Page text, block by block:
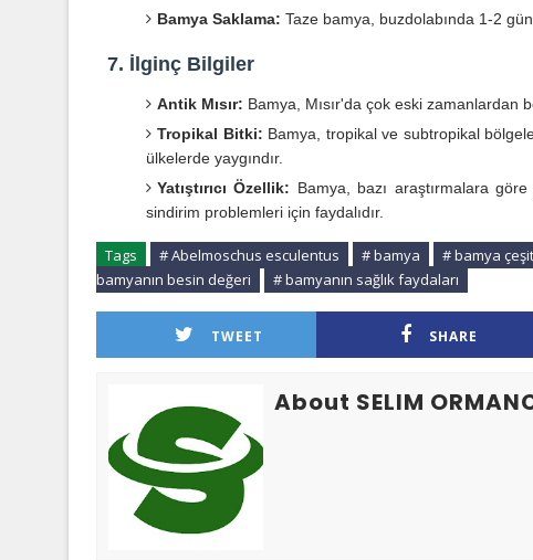
Bamya Saklama: Taze bamya, buzdolabında 1-2
7. İlginç Bilgiler
Antik Mısır: Bamya, Mısır'da çok eski zamanlardan
Tropikal Bitki: Bamya, tropikal ve subtropikal
ülkelerde yaygındır.
Yatıştırıcı Özellik: Bamya, bazı araştırmalara
sindirim problemleri için faydalıdır.
Tags # Abelmoschus esculentus # bamya # bamya
bamyanın besin değeri
# bamyanın sağlık faydaları
TWEET SHARE
About SELIM